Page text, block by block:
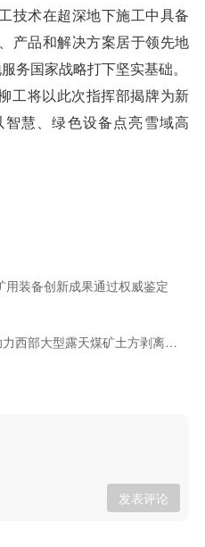
技术在超深地下施工中具备
产品和解决方案居于领先地
务国家战略打下坚实基础。
工将以此次指挥部揭牌为新
慧、绿色设备点亮雪域高
装备创新成果通过权威鉴定
山推SG27-G矿用平地机高效助力西部大型露天煤矿土方剥离工程
发表评论